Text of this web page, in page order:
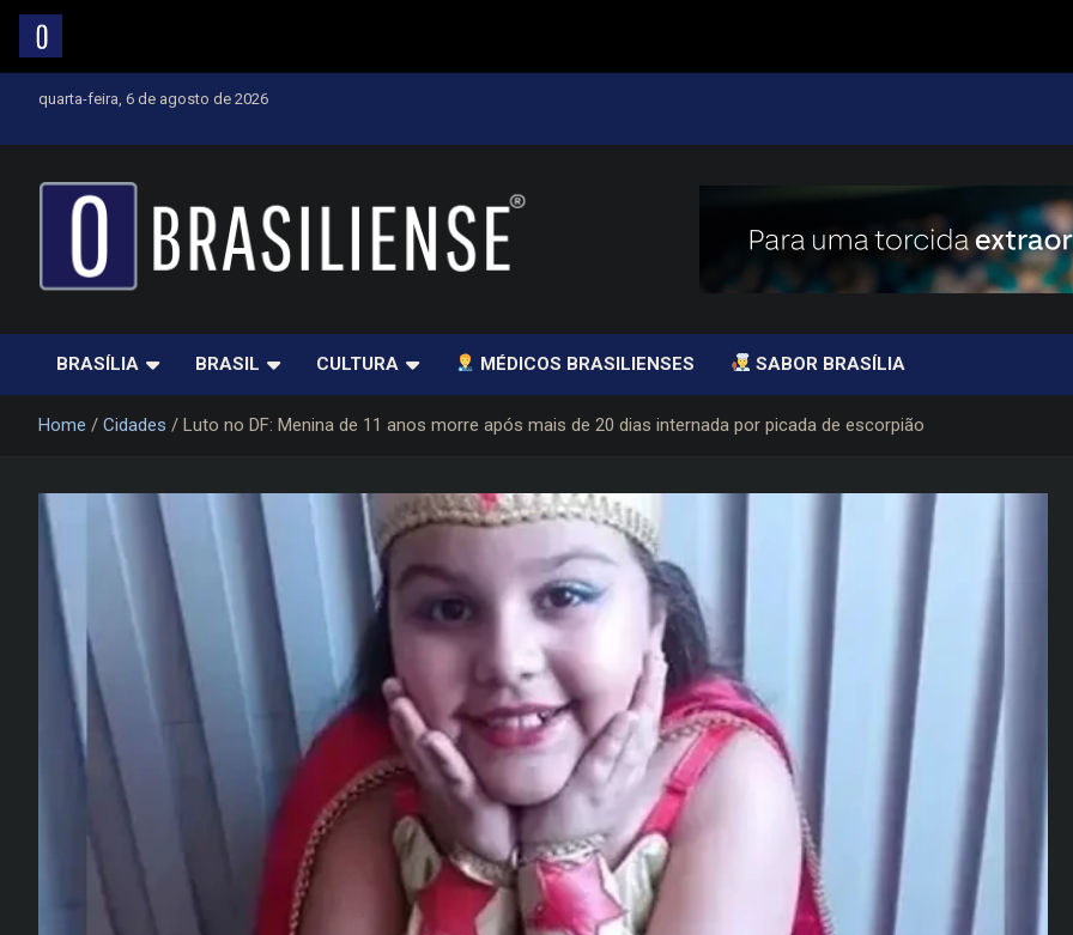
quarta-feira, 6 de agosto de 2026
BRASÍLIA BRASIL CULTURA MÉDICOS BRASILIENSES SABOR BRASÍLIA
Home Cidades Luto no DF: Menina de 11 anos morre após mais de 20 dias internada por picada de escorpião